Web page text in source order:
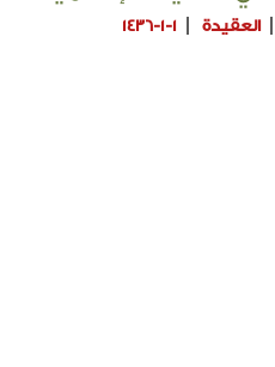
العقيدة 1436-1-1